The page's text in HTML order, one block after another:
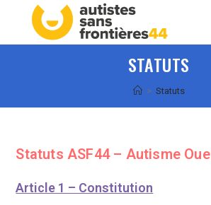
content
STATUTS
> Statuts
Statuts ASF44 – Autisme
Article 1 – Constitution